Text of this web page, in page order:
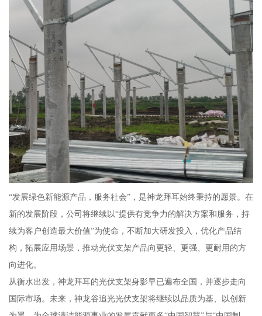
“发展绿色新能源产品，服务社会”，是神龙拜耳始终秉持的愿景。在
新的发展阶段，公司将继续以“提供有竞争力的解决方案和服务，持
续为客户创造最大价值”为使命，不断加大研发投入，优化产品结
构，拓展应用场景，推动光伏支架产品向更轻、更强、更耐用的方
向进化。
从衡水出发，神龙拜耳的光伏支架身影早已遍布全国，并逐步走向
国际市场。未来，神龙谷追光光伏支架将继续以品质为基、以创新